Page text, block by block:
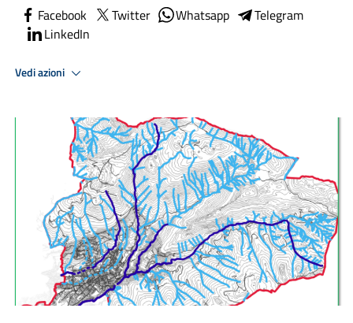
Facebook Twitter Whatsapp
Telegram
LinkedIn
Vedi azioni